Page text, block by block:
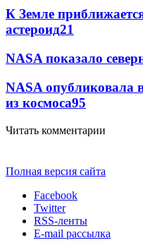
К Земле
астероид21
NASA показало
NASA опубликовала
из космоса95
Читать комментарии
Полная версия сайта
Facebook
Twitter
RSS-ленты
E-mail рассылка